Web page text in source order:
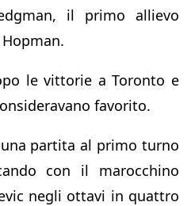
il primo allievo
le vittorie a Toronto e
favorito.
partita al primo turno
con il marocchino
negli ottavi in quattro